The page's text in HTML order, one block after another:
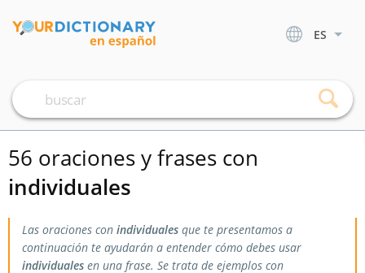
ES
56 oraciones y frases con
individuales
Las oraciones con individuales que te presentamos a
continuación te ayudarán a entender cómo debes usar
individuales en una frase. Se trata de ejemplos con